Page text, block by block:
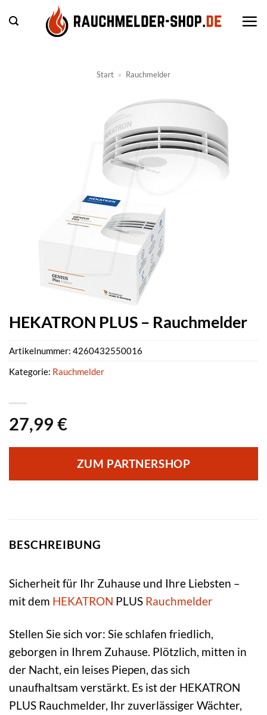
Inhalt
Start » Rauchmelder
HEKATRON PLUS – Rauchmelder
27,99 €
ZUM PARTNERSHOP
Artikelnummer: 4260432550016
Kategorie: Rauchmelder
BESCHREIBUNG
Sicherheit für Ihr Zuhause und Ihre Liebsten –
mit dem HEKATRON PLUS Rauchmelder
Stellen Sie sich vor: Sie schlafen friedlich,
geborgen in Ihrem Zuhause. Plötzlich, mitten in
der Nacht, ein leises Piepen, das sich
unaufhaltsam verstärkt. Es ist der HEKATRON
PLUS Rauchmelder, Ihr zuverlässiger Wächter,